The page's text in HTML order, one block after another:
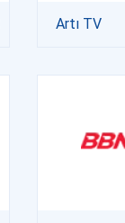
Artı TV